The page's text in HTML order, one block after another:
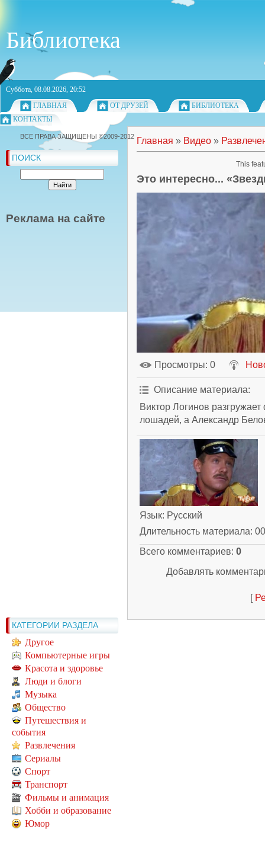
Библиотека
Суббота, 08.08.2026, 20:52
ГЛАВНАЯ
ОТ ДРУЗЕЙ
БИБЛИОТЕКА
КОНТАКТЫ
ПОИСК
Реклама на сайте
КАТЕГОРИИ РАЗДЕЛА
Другое
Компьютерные игры
Красота и здоровье
Люди и блоги
Музыка
Общество
Путешествия и
события
Развлечения
Сериалы
Спорт
Транспорт
Фильмы и анимация
Хобби и образование
Юмор
Главная » Видео »
Это интересно...
Просмотры: 0
Описание материала:
Виктор Логинов
лошадей, а Александр
Язык: Русский
Длительность материала:
Всего комментариев: 0
Добавлять
[
ВСЕ ПРАВА ЗАЩИЩЕНЫ ©2009-2012
This